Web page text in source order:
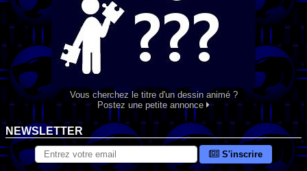
Vous cherchez le titre d'un dessin animé ?
Postez une petite annonce
NEWSLETTER
S'inscrire